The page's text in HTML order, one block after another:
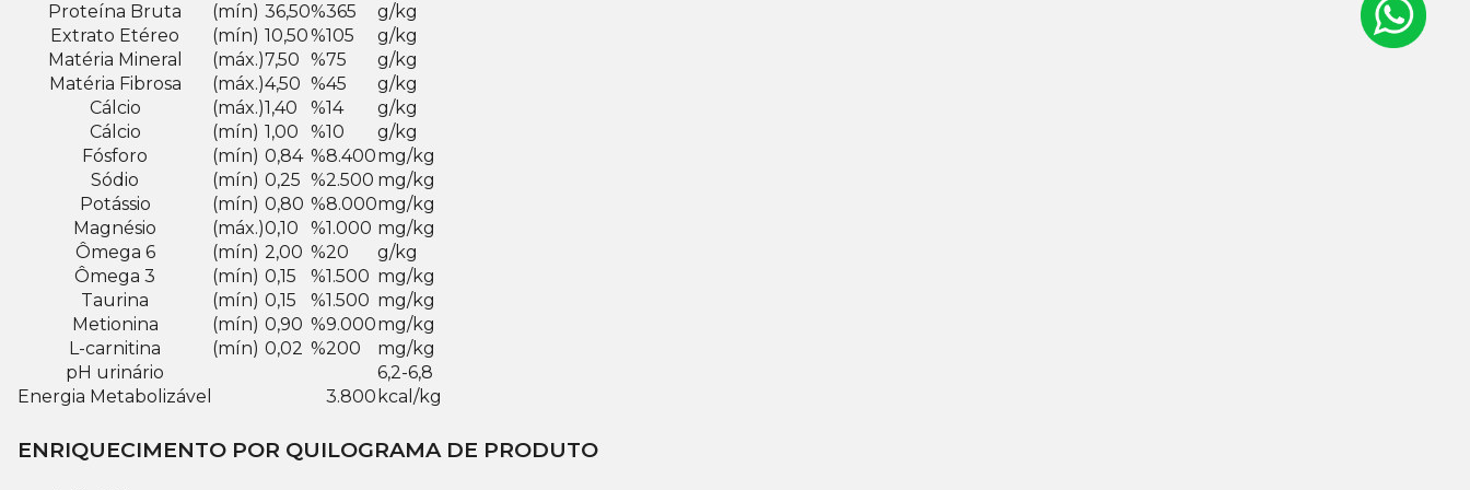
Proteína Bruta
(mín) 36,50%365
g/kg
Extrato Etéreo
(mín) 10,50%105
g/kg
Matéria Mineral
(máx.)7,50 %75
g/kg
Matéria Fibrosa
(máx.)4,50 %45
g/kg
Cálcio
(máx.)1,40 %14
g/kg
Cálcio
(mín) 1,00 %10
g/kg
Fósforo
(mín) 0,84 %8.400mg/kg
Sódio
(mín) 0,25 %2.500 mg/kg
Potássio
(mín) 0,80 %8.000mg/kg
Magnésio
(máx.)0,10 %1.000 mg/kg
Ômega 6
(mín) 2,00 %20
g/kg
Ômega 3
(mín) 0,15 %1.500 mg/kg
Taurina
(mín) 0,15 %1.500 mg/kg
Metionina
(mín) 0,90 %9.000mg/kg
L-carnitina
(mín) 0,02 %200
mg/kg
pH urinário
6,2-6,8
Energia Metabolizável
3.800 kcal/kg
ENRIQUECIMENTO POR QUILOGRAMA DE PRODUTO